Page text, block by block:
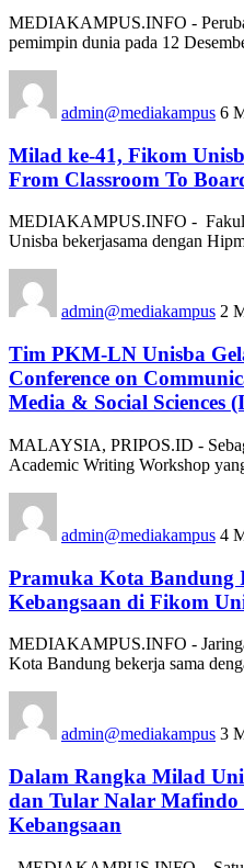
MEDIAKAMPUS.INFO -
pemimpin dunia pada 12
admin@mediakampus 6
Milad ke-41, Fikom
From Classroom To
MEDIAKAMPUS.INFO -
Unisba bekerjasama dengan
admin@mediakampus 2
Tim PKM-LN Unisba
Conference on
Media & Social Sciences
MALAYSIA, PRIPOS.ID -
Academic Writing Workshop
admin@mediakampus 4
Pramuka Kota Bandung
Kebangsaan di Fikom
MEDIAKAMPUS.INFO -
Kota Bandung bekerja sama
admin@mediakampus 3
Dalam Rangka Milad
dan Tular Nalar Mafindo
Kebangsaan